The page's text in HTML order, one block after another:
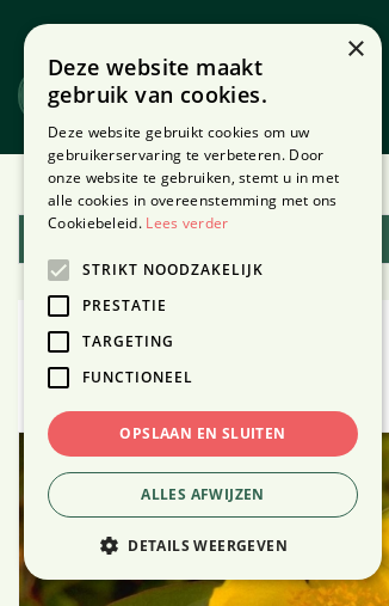
naar
content
Home Plantengids
Website Webshop
Hertshooi
×
Deze website maakt
gebruik van cookies.
Deze website gebruikt cookies om uw
gebruikerservaring te verbeteren. Door
onze website te gebruiken, stemt u in met
alle cookies in overeenstemming met ons
Cookiebeleid. Lees verder
STRIKT NOODZAKELIJK
PRESTATIE
TARGETING
FUNCTIONEEL
OPSLAAN EN SLUITEN
ALLES AFWIJZEN
DETAILS WEERGEVEN